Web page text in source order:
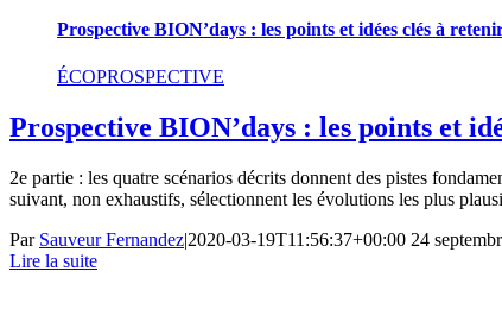
Prospective BION’days : les points et idées clés à
ÉCOPROSPECTIVE
Prospective BION’days : les points et
2e partie : les quatre scénarios décrits donnent des pistes
suivant, non exhaustifs, sélectionnent les évolutions les plus
Par Sauveur Fernandez|2020-03-19T11:56:37+00:00 24
Lire la suite